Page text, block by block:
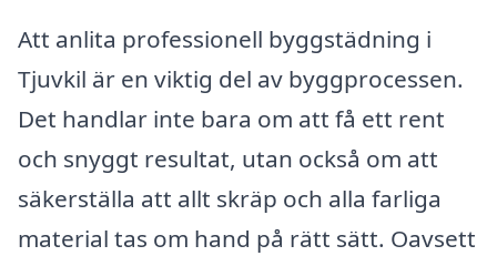
Att anlita professionell byggstädning i
Tjuvkil är en viktig del av byggprocessen.
Det handlar inte bara om att få ett rent
och snyggt resultat, utan också om att
säkerställa att allt skräp och alla farliga
material tas om hand på rätt sätt. Oavsett